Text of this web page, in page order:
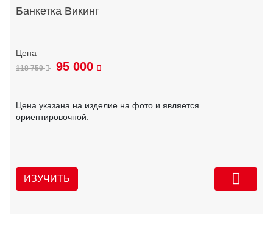
Банкетка Викинг
118 750 95 000
Цена указана на изделие на фото и является
ориентировочной.
ИЗУЧИТЬ